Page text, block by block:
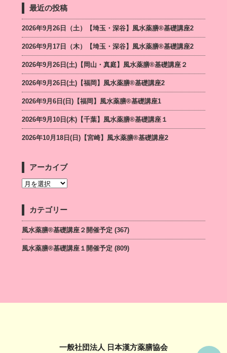
最近の投稿
2026年9月26日（土）【埼玉・深谷】風水薬膳®基礎講座2
2026年9月17日（木）【埼玉・深谷】風水薬膳®基礎講座2
2026年9月26日(土)【岡山・真庭】風水薬膳®基礎講座２
2026年9月26日(土)【福岡】風水薬膳®︎基礎講座2
2026年9月6日(日)【福岡】風水薬膳®︎基礎講座1
2026年9月10日(木)【千葉】風水薬膳®︎基礎講座１
2026年10月18日(日)【宮崎】風水薬膳®︎基礎講座2
アーカイブ
カテゴリー
風水薬膳®基礎講座２開催予定 (367)
風水薬膳®基礎講座１開催予定 (809)
一般社団法人 日本漢方薬膳協会